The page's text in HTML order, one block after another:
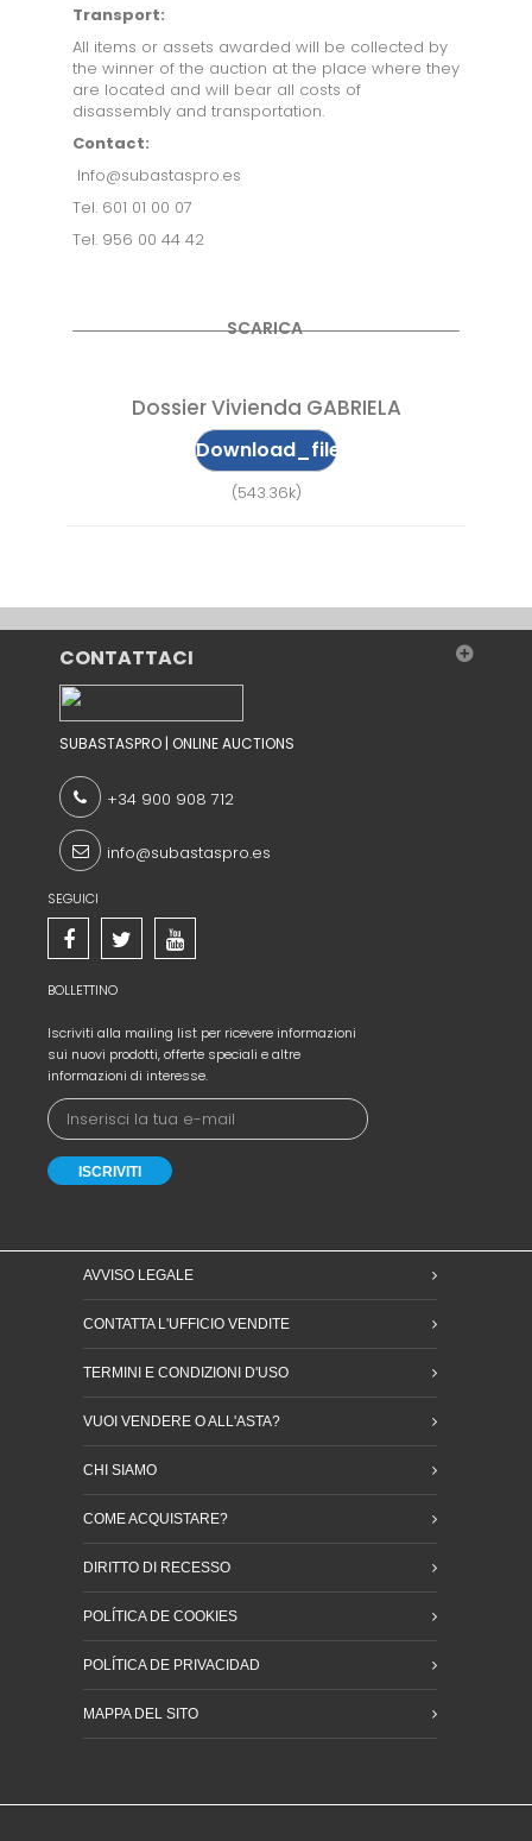
Transport:
All items or assets awarded will be collected by
the winner of the auction at the place where they
are located and will bear all costs of
disassembly and transportation.
Contact:
Info@subastaspro.es
Tel. 601 01 00 07
Tel. 956 00 44 42
SCARICA
Dossier Vivienda GABRIELA
Download_file
(543.36k)
CONTATTACI
SUBASTASPRO | ONLINE AUCTIONS
+34 900 908 712
info@subastaspro.es
SEGUICI
BOLLETTINO
Iscriviti alla mailing list per ricevereinformazioni
sui nuovi prodotti,offerte speciali e altre
informazioni di interesse.
AVVISO LEGALE
CONTATTA L'UFFICIO VENDITE
TERMINI E CONDIZIONI D'USO
VUOI VENDERE O ALL'ASTA?
CHI SIAMO
COME ACQUISTARE?
DIRITTO DI RECESSO
POLÍTICA DE COOKIES
POLÍTICA DE PRIVACIDAD
MAPPA DEL SITO